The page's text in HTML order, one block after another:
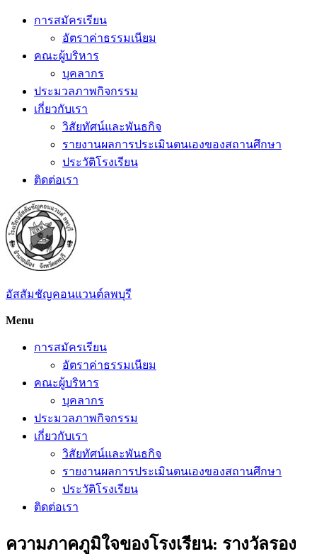
Skip
การสมัครเรียน
อัตราค่าธรรมเนียม
คณะผู้บริหาร
บุคลากร
ประมวลภาพกิจกรรม
เกี่ยวกับเรา
วิสัยทัศน์และพันธกิจ
รายงานผลการประเมินตนเองของสถานศึกษา
ประวัติโรงเรียน
ติดต่อเรา
อัสสัมชัญคอนแวนต์ลพบุรี
Menu
การสมัครเรียน
อัตราค่าธรรมเนียม
คณะผู้บริหาร
บุคลากร
ประมวลภาพกิจกรรม
เกี่ยวกับเรา
วิสัยทัศน์และพันธกิจ
รายงานผลการประเมินตนเองของสถานศึกษา
ประวัติโรงเรียน
ติดต่อเรา
ความภาคภูมิใจของโรงเรียน: รางวัลรอง